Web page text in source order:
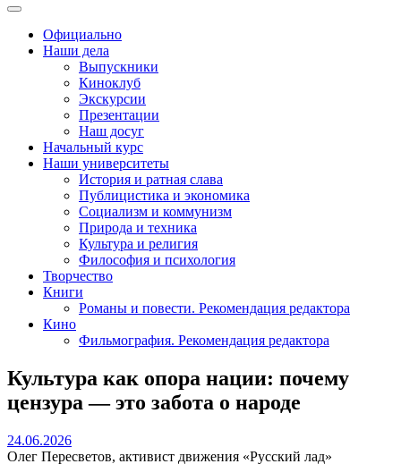
Официально
Наши дела
Выпускники
Киноклуб
Экскурсии
Презентации
Наш досуг
Начальный курс
Наши университеты
История и ратная слава
Публицистика и экономика
Социализм и коммунизм
Природа и техника
Культура и религия
Философия и психология
Творчество
Книги
Романы и повести. Рекомендация редактора
Кино
Фильмография. Рекомендация редактора
Культура как опора нации: почему
цензура — это забота о народе
24.06.202624.06.2026
Олег Пересветов, активист движения «Русский лад»